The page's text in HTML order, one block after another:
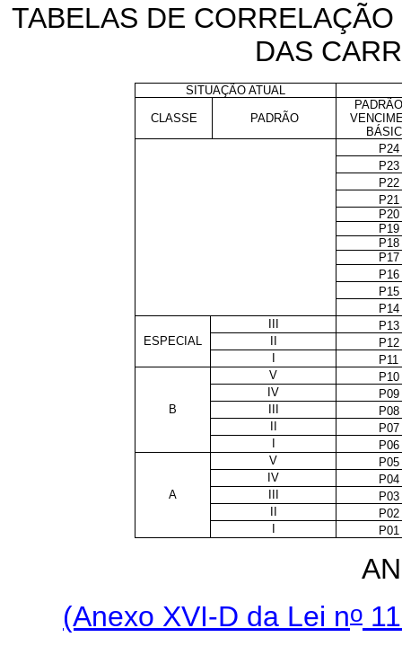
TABELAS DE
DAS
SITUAÇÃO ATUAL
CLASSE PADRÃO
P24
P23
P22
P21
P20
P19
P18
P17
P16
P15
P14
ESPECIAL
III
P13
II
P12
I
P11
B
V
P10
IV
P09
III
P08
II
P07
I
P06
A
V
P05
IV
P04
III
P03
II
P02
I
P01
(Anexo XVI-D da Lei no